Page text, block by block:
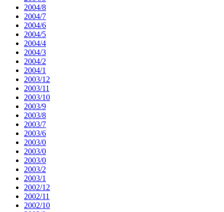
2004/8
2004/7
2004/6
2004/5
2004/4
2004/3
2004/2
2004/1
2003/12
2003/11
2003/10
2003/9
2003/8
2003/7
2003/6
2003/0
2003/0
2003/0
2003/2
2003/1
2002/12
2002/11
2002/10